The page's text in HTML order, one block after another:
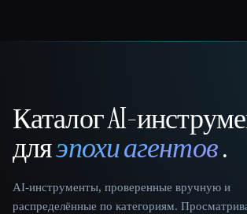
That AI Collection
Каталог AI-
дляэпохи агентов.
AI-инструменты, проверенные вручную и
распределённые по категориям.